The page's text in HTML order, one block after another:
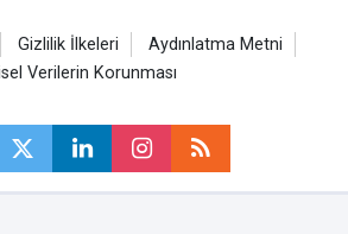
Gizlilik İlkeleri
Aydınlatma Metni
Verilerin Korunması